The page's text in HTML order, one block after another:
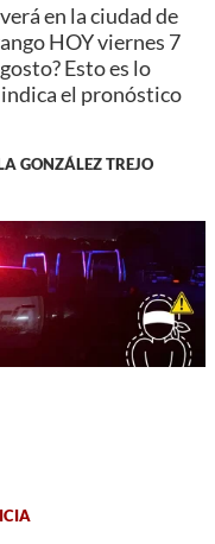
en la ciudad de
HOY viernes 7
Esto es lo
el pronóstico
GONZÁLEZ TREJO